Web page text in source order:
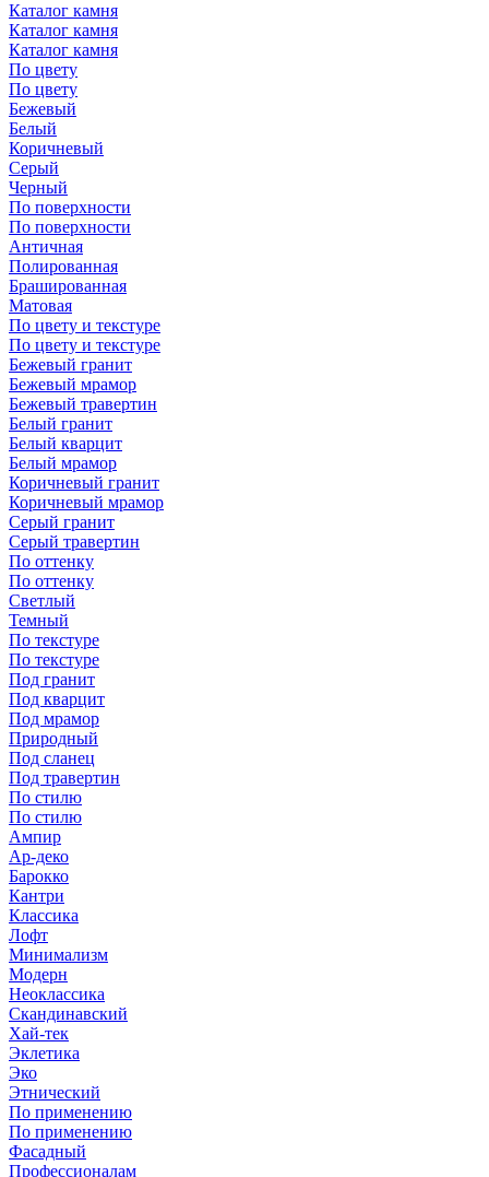
Каталог камня
Каталог камня
Каталог камня
По цвету
По цвету
Бежевый
Белый
Коричневый
Серый
Черный
По поверхности
По поверхности
Античная
Полированная
Брашированная
Матовая
По цвету и текстуре
По цвету и текстуре
Бежевый гранит
Бежевый мрамор
Бежевый травертин
Белый гранит
Белый кварцит
Белый мрамор
Коричневый гранит
Коричневый мрамор
Серый гранит
Серый травертин
По оттенку
По оттенку
Светлый
Темный
По текстуре
По текстуре
Под гранит
Под кварцит
Под мрамор
Природный
Под сланец
Под травертин
По стилю
По стилю
Ампир
Ар-деко
Барокко
Кантри
Классика
Лофт
Минимализм
Модерн
Неоклассика
Скандинавский
Хай-тек
Эклетика
Эко
Этнический
По применению
По применению
Фасадный
Профессионалам